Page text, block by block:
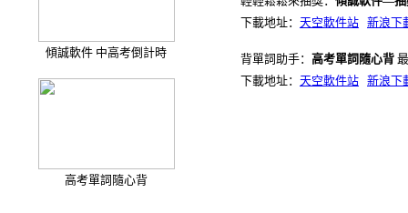
傾誠軟件 中高考倒計時
高考單詞隨心背
下載地址： 天空軟件站 新浪下
背單詞助手： 高考單詞隨心背
下載地址： 天空軟件站 新浪下